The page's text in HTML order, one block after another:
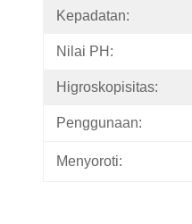
Kepadatan:
Nilai PH:
Higroskopisitas:
Penggunaan:
Menyoroti: